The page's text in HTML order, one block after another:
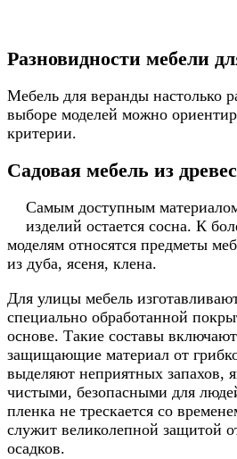
Разновидности мебели
Мебель для веранды настолько
выборе моделей можно
критерии.
Садовая мебель из
Самым доступным
изделий остается сосна. К
моделям относятся предметы
из дуба, ясеня, клена.
Для улицы мебель
специально обработанной
основе. Такие составы
защищающие материал от
выделяют неприятных запахов,
чистыми, безопасными для
пленка не трескается со
служит великолепной защитой
осадков.